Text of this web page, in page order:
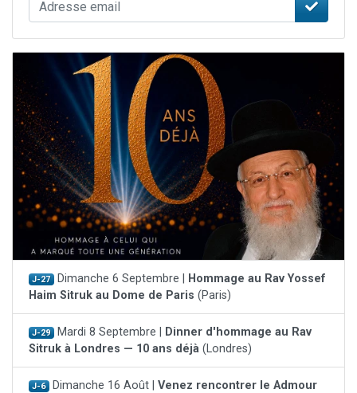
J-27 Dimanche 6 Septembre |
Hommage au Rav Yossef
Haim Sitruk au Dome de Paris (Paris)
J-29 Mardi 8 Septembre |
Dinner d'hommage au Rav
Sitruk à Londres — 10 ans déjà (Londres)
J-6 Dimanche 16 Août | Venez rencontrer le Admour